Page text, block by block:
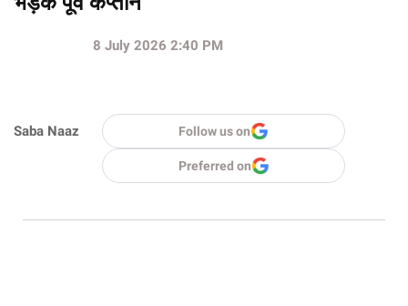
Saba Naaz
8 July 2026 2:40 PM
Follow us on
Preferred on